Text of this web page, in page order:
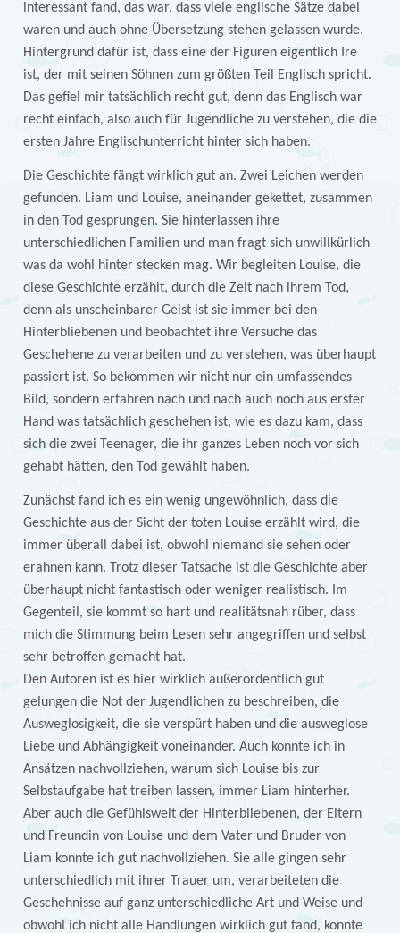
interessant fand, das war, dass viele englische Sätze dabei
waren und auch ohne Übersetzung stehen gelassen wurde.
Hintergrund dafür ist, dass eine der Figuren eigentlich Ire
ist, der mit seinen Söhnen zum größten Teil Englisch spricht.
Das gefiel mir tatsächlich recht gut, denn das Englisch war
recht einfach, also auch für Jugendliche zu verstehen, die die
ersten Jahre Englischunterricht hinter sich haben.
Die Geschichte fängt wirklich gut an. Zwei Leichen werden
gefunden. Liam und Louise, aneinander gekettet, zusammen
in den Tod gesprungen. Sie hinterlassen ihre
unterschiedlichen Familien und man fragt sich unwillkürlich
was da wohl hinter stecken mag. Wir begleiten Louise, die
diese Geschichte erzählt, durch die Zeit nach ihrem Tod,
denn als unscheinbarer Geist ist sie immer bei den
Hinterbliebenen und beobachtet ihre Versuche das
Geschehene zu verarbeiten und zu verstehen, was überhaupt
passiert ist. So bekommen wir nicht nur ein umfassendes
Bild, sondern erfahren nach und nach auch noch aus erster
Hand was tatsächlich geschehen ist, wie es dazu kam, dass
sich die zwei Teenager, die ihr ganzes Leben noch vor sich
gehabt hätten, den Tod gewählt haben.
Zunächst fand ich es ein wenig ungewöhnlich, dass die
Geschichte aus der Sicht der toten Louise erzählt wird, die
immer überall dabei ist, obwohl niemand sie sehen oder
erahnen kann. Trotz dieser Tatsache ist die Geschichte aber
überhaupt nicht fantastisch oder weniger realistisch. Im
Gegenteil, sie kommt so hart und realitätsnah rüber, dass
mich die Stimmung beim Lesen sehr angegriffen und selbst
sehr betroffen gemacht hat.
Den Autoren ist es hier wirklich außerordentlich gut
gelungen die Not der Jugendlichen zu beschreiben, die
Ausweglosigkeit, die sie verspürt haben und die ausweglose
Liebe und Abhängigkeit voneinander. Auch konnte ich in
Ansätzen nachvollziehen, warum sich Louise bis zur
Selbstaufgabe hat treiben lassen, immer Liam hinterher.
Aber auch die Gefühlswelt der Hinterbliebenen, der Eltern
und Freundin von Louise und dem Vater und Bruder von
Liam konnte ich gut nachvollziehen. Sie alle gingen sehr
unterschiedlich mit ihrer Trauer um, verarbeiteten die
Geschehnisse auf ganz unterschiedliche Art und Weise und
obwohl ich nicht alle Handlungen wirklich gut fand, konnte